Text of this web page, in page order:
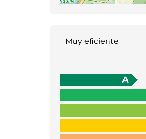
Muy eficiente
A